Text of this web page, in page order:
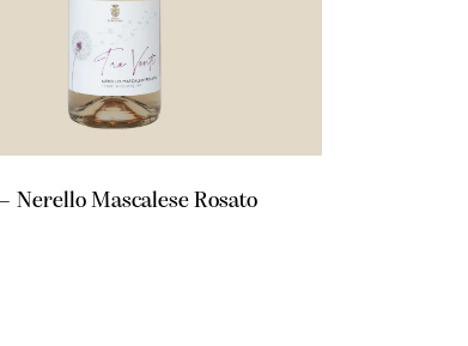
Nerello Mascalese Rosato